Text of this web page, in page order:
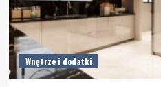
Wnętrze i dodatki